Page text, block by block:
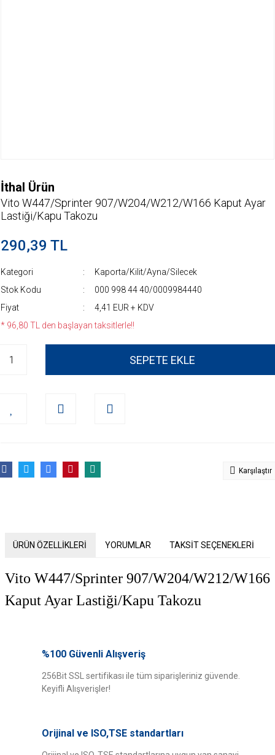
İthal Ürün
Vito W447/Sprinter 907/W204/W212/W166 Kaput Ayar
Lastiği/Kapu Takozu
290,39 TL
Kategori
Kaporta/Kilit/Ayna/Silecek
Stok Kodu
000 998 44 40/0009984440
Fiyat
4,41 EUR + KDV
* 96,80 TL den başlayan taksitlerle!!
SEPETE EKLE
Karşılaştır
ÜRÜN ÖZELLİKLERİ YORUMLAR TAKSİT SEÇENEKLERİ
Vito W447/Sprinter 907/W204/W212/W166
Kaput Ayar Lastiği/Kapu Takozu
Bu ürüne ilk yorumu siz yapın!
yetersiz gördüğünüz noktaları öneri formunu kullanarak tarafımıza
iletebilirsiniz.
Görüş ve önerileriniz için teşekkür ederiz.
Ürün bilgilerinde hatalar bulunuyor.
%100 Güvenli Alışveriş
256Bit SSL sertifikası ile tüm siparişleriniz güvende.
Keyifli Alışverişler!
Orijinal ve ISO,TSE standartları